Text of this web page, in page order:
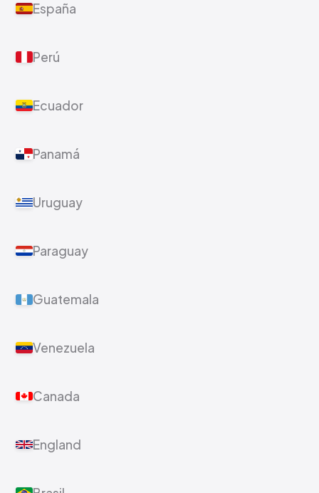
España
Perú
Ecuador
Panamá
Uruguay
Paraguay
Guatemala
Venezuela
Canada
England